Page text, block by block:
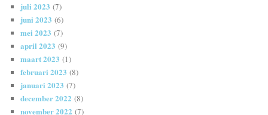
juli 2023 (7)
juni 2023 (6)
mei 2023 (7)
april 2023 (9)
maart 2023 (1)
februari 2023 (8)
januari 2023 (7)
december 2022 (8)
november 2022 (7)